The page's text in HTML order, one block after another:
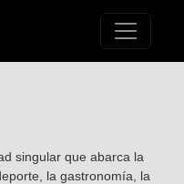
singular que abarca la
la gastronomía, la